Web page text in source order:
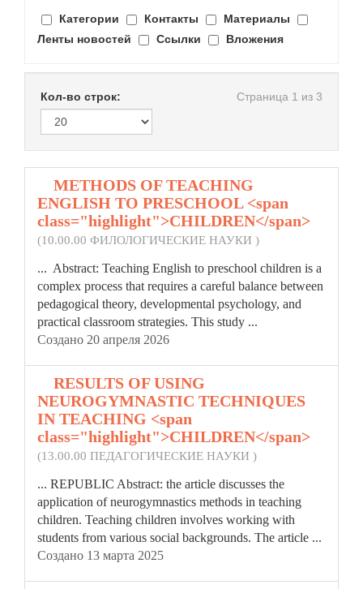
Категории Контакты
Материалы
Ленты новостей
Ссылки Вложения
Кол-во строк: Страница 1 из 3
METHODS OF TEACHING
ENGLISH TO PRESCHOOL <span
class="highlight">CHILDREN</span>
(10.00.00 ФИЛОЛОГИЧЕСКИЕ НАУКИ )
... Abstract: Teaching English to preschool children is a
complex process that requires a careful balance between
pedagogical theory, developmental psychology, and
practical classroom strategies. This study ...
Создано 20 апреля 2026
RESULTS OF USING
NEUROGYMNASTIC TECHNIQUES
IN TEACHING <span
class="highlight">CHILDREN</span>
(13.00.00 ПЕДАГОГИЧЕСКИЕ НАУКИ )
... REPUBLIC Abstract: the article discusses the
application of neurogymnastics methods in teaching
children. Teaching children involves working with
students from various social backgrounds. The article ...
Создано 13 марта 2025